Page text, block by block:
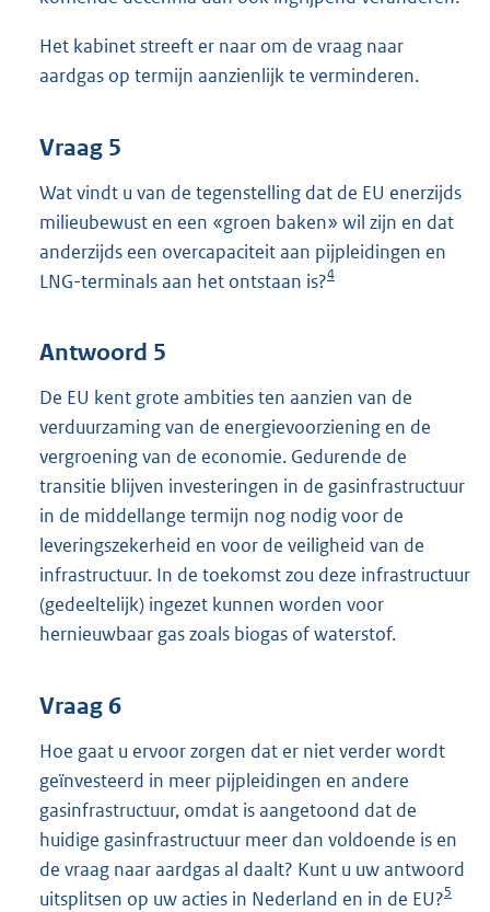
Het kabinet streeft er naar om de vraag naar
aardgas op termijn aanzienlijk te verminderen.
Vraag 5
Wat vindt u van de tegenstelling dat de EU enerzijds
milieubewust en een «groen baken» wil zijn en dat
anderzijds een overcapaciteit aan pijpleidingen en
LNG-terminals aan het ontstaan is?4
Antwoord 5
De EU kent grote ambities ten aanzien van de
verduurzaming van de energievoorziening en de
vergroening van de economie. Gedurende de
transitie blijven investeringen in de gasinfrastructuur
in de middellange termijn nog nodig voor de
leveringszekerheid en voor de veiligheid van de
infrastructuur. In de toekomst zou deze infrastructuur
(gedeeltelijk) ingezet kunnen worden voor
hernieuwbaar gas zoals biogas of waterstof.
Vraag 6
Hoe gaat u ervoor zorgen dat er niet verder wordt
geïnvesteerd in meer pijpleidingen en andere
gasinfrastructuur, omdat is aangetoond dat de
huidige gasinfrastructuur meer dan voldoende is en
de vraag naar aardgas al daalt? Kunt u uw antwoord
uitsplitsen op uw acties in Nederland en in de EU?5